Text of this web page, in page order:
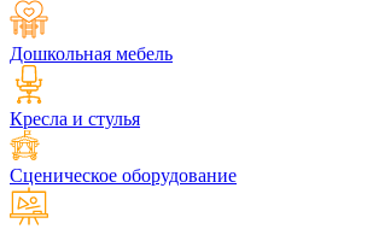
Дошкольная мебель
Кресла и стулья
Сценическое оборудование